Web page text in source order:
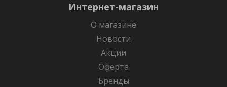
Интернет-магазин
О магазине
Новости
Акции
Оферта
Бренды